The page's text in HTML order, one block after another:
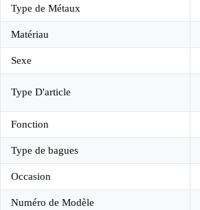
Type de Métaux
Matériau
Sexe
Type D'article
Fonction
Type de bagues
Occasion
Numéro de Modèle